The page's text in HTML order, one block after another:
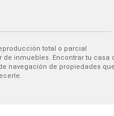
total o parcial
navegación de propiedades